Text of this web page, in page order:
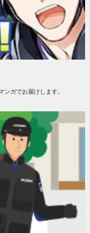
ガでお届けします。